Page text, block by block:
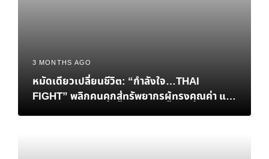
3 MONTHS AGO
หมัดเดียวเปลี่ยนชีวิต: “กำลังใจ…THAI
FIGHT” พลิกคนคุกสู่ทรัพยากรผู้ทรงคุณค่า และ